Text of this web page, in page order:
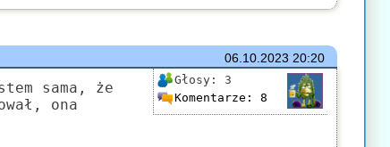
06.10.2023 20:20
Głosy: 3
Komentarze: 8
sama, że
ona